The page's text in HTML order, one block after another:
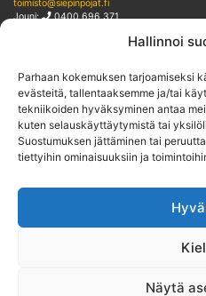
Hallinnoi
Parhaan kokemuksen tarjoamiseksi
evästeitä, tallentaaksemme ja/tai
tekniikoiden hyväksyminen antaa
kuten selauskäyttäytymistä tai
Suostumuksen jättäminen tai
tiettyihin ominaisuuksiin ja
Näytä
toimisto@siepinpojat.fi
Jouni:
0400 696 371
Yhteistyössä